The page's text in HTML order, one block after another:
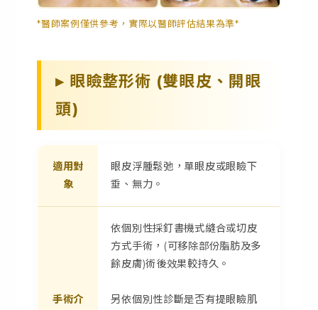
*醫師案例僅供參考，實際以醫師評估結果為準*
▸ 眼瞼整形術 (雙眼皮、開眼
頭)
適用對
象
眼皮浮腫鬆弛，單眼皮或眼瞼下
垂、無力。
手術介
依個別性採釘書機式縫合或切皮
方式手術，(可移除部份脂肪及多
餘皮膚)術後效果較持久。
另依個別性診斷是否有提眼瞼肌